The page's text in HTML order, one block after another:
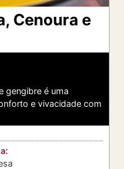
Cenoura e
gengibre é uma
e vivacidade com